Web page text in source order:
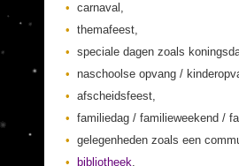
carnaval,
themafeest,
speciale dagen zoals
naschoolse opvang /
afscheidsfeest,
familiedag / familieweekend /
gelegenheden zoals een
bibliotheek,